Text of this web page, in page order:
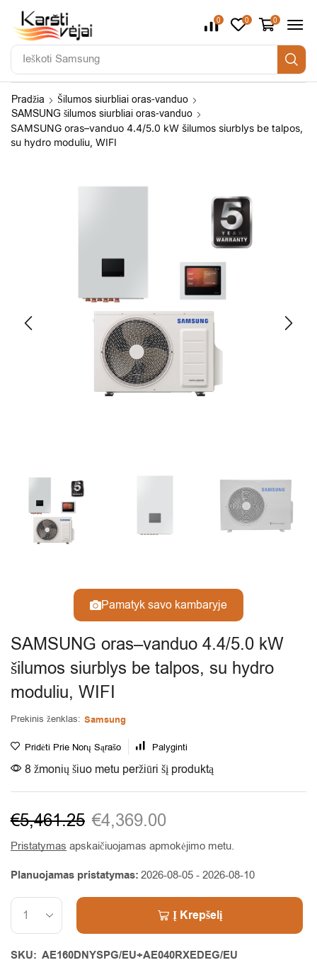
Ieškoti Daikin
0 0 0
Pradžia
Šilumos siurbliai oras-vanduo
SAMSUNG šilumos siurbliai oras-vanduo
SAMSUNG oras–vanduo 4.4/5.0 kW šilumos siurblys be talpos,
su hydro moduliu, WIFI
Pamatyk savo kambaryje
SAMSUNG oras–vanduo 4.4/5.0 kW
šilumos siurblys be talpos, su hydro
moduliu, WIFI
Prekinis ženklas: Samsung
Pridėti Prie Norų Sąrašo Palyginti
8 žmonių šiuo metu peržiūri šį produktą
€5,461.25 €4,369.00
Pristatymas apskaičiuojamas apmokėjimo metu.
Planuojamas pristatymas: 2026-08-05 - 2026-08-10
Į Krepšelį
Alternative:
SKU: AE160DNYSPG/EU+AE040RXEDEG/EU